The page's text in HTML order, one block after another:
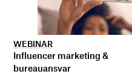
WEBINAR
Influencer marketing &
bureauansvar